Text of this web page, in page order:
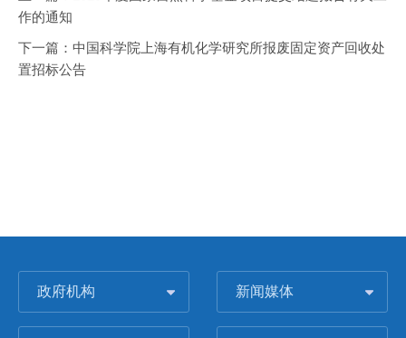
作的通知
下一篇： 中国科学院上海有机化学研究所报废固定资产回收处
置招标公告
政府机构 新闻媒体